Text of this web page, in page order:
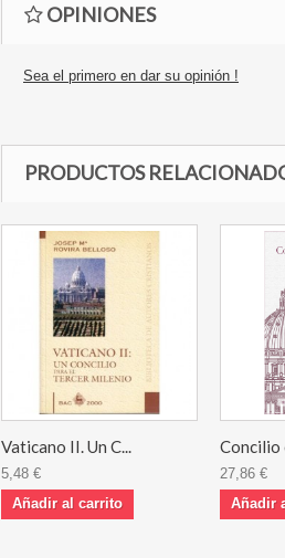
OPINIONES
Sea el primero en dar su opinión !
PRODUCTOS
Vaticano II. Un C...
5,48 €
Añadir al carrito
Concilio
27,86 €
Añadir